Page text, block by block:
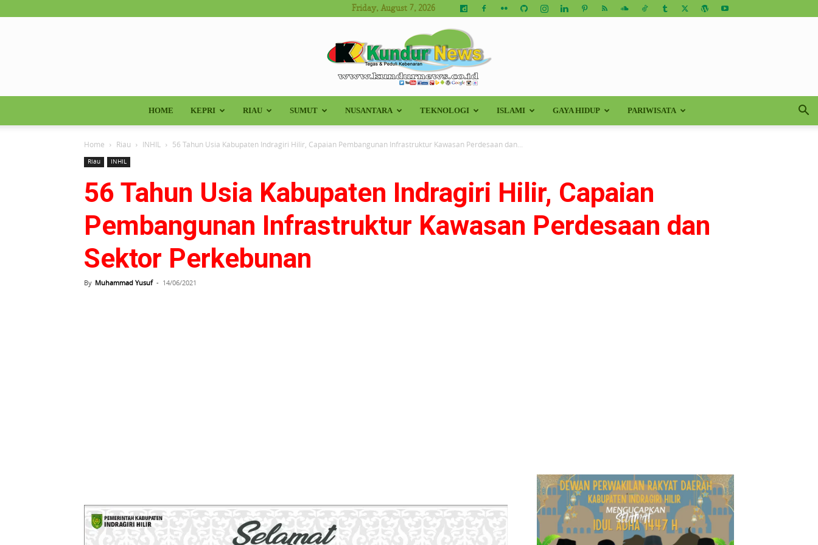
Friday, August 7, 2026
Kundur
News
HOME KEPRI RIAU SUMUT NUSANTARA TEKNOLOGI ISLAMI GAYA HIDUP PARIWISATA
Home Riau INHIL 56 Tahun Usia Kabupaten Indragiri Hilir, Capaian Pembangunan Infrastruktur Kawasan Perdesaan dan...
Riau INHIL
56 Tahun Usia Kabupaten Indragiri Hilir, Capaian
Pembangunan Infrastruktur Kawasan Perdesaan dan
Sektor Perkebunan
By Muhammad Yusuf - 14/06/2021